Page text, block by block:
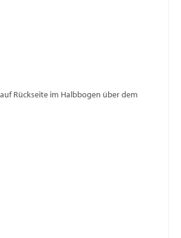
Rückseite im Halbbogen über dem